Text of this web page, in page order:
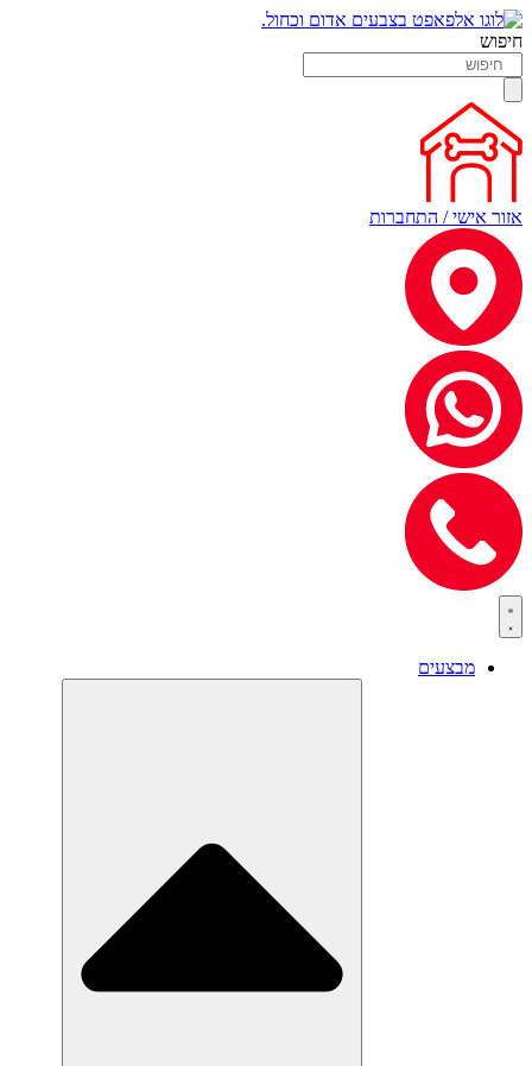
חיפוש
אזור אישי / התחברות
מבצעים